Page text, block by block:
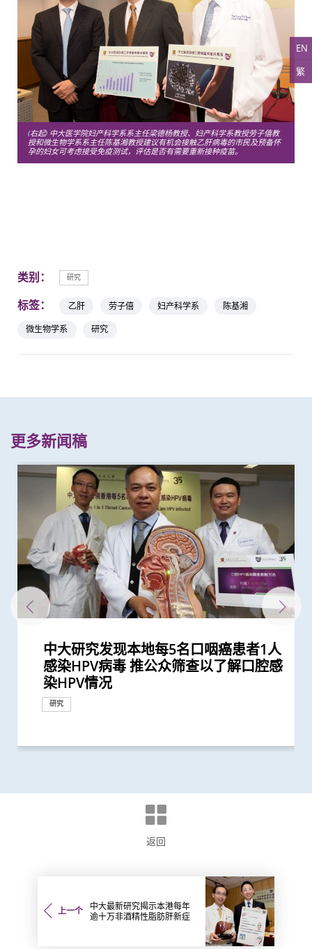
EN
繁
(右起) 中大医学院妇产科学系系主任梁德杨教授、妇产科学系教授劳子僖教
授和微生物学系系主任陈基湘教授建议有机会接触乙肝病毒的市民及预备怀
孕的妇女可考虑接受免疫测试，评估是否有需要重新接种疫苗。
类别： 研究
标签： 乙肝 劳子僖 妇产科学系
陈基湘
微生物学系
研究
更多新闻稿
中大研究发现本地每5名口咽癌患者1人
感染HPV病毒 推公众筛查以了解口腔感
染HPV情况
研究
中大就七种常见呼吸道病毒进行全港首
个流行病学分析 发现「呼吸道合胞病
毒」及「甲型流感」为两大致命病毒
研究
中大医学院调查发现 仅4分之1未接种
新冠疫苗人士有意於未来半年接种 必
须尽快增加接种诱因
研究
中大医学院推算全港约有二万名未被发
现新冠感染者 研究证实本港所有疫苗
接种者均产生中和抗体 呼吁透过接种...
研究
中大医学院研究指幼儿成为新冠病毒
「隐形传播者」的风险不容忽视 病毒
载量及带活性病毒的比例偏高 持续带...
研究
中大医学院调查发现政府在推动新冠疫
苗接种上扮演最重要角色
研究
中大全基因组测序技术为惯性流产夫妇
作更精准的遗传病因检测及诊断
研究
中大招募三千港人 侦查隐性新冠感染
拆解防疫关键
研究
患有多囊卵巢综合症华人女性的糖尿病
风险是非患病人士的4倍
研究
中大改良英国胎儿医学基金会之「三重
检测方法」 证可提升亚洲孕妇「早产
妊娠毒血症检出率」一倍
研究
中大率先引入全基因组测序技术作胎儿
产前诊断
研究
中大研究揭示子宫颈癌疫苗接种计划的
成功关键
研究
中大研究证轮状病毒疫苗对香港儿童非
常有效
研究
中大推全球首项运用「单细胞基因技
术」检测卵子质素研究 破解卵子老化
及女性不育之谜
研究
中大研究发现成年人及长者感染呼吸道
合胞病毒和流感病毒可致命
研究
中大公布本港严重人类猪型流感的最新
情况
研究
中大全新一站式PGT-Plus方案 精准辨
识传统检测中复杂基因异常「盲点」
降低人工受孕流产及异常妊娠风险
研究
中大医学院全球研究揭示头颈癌发病风
险存在地域差异 本港整体发病率高於
全球平均水平 全球女性发病风险趋升
研究
中大医学院长达近20年追踪研究 揭示
妊娠糖尿及怀孕期血糖上升对孕妇及子
女的长期健康风险
研究
怀未足月孖胎孕妇急性主动脉撕裂 情
况极罕见危急 中大威院跨专科团队成
功为孕妇紧急修复主动脉保三命
临床服务
中大研究发现部分高危孕妇未能透过阿
士匹灵预防妊娠毒血症的原因
研究
中大发现调整生活方式的介入治疗方案
可减轻近七成爱滋病病毒感染者的代谢
性脂肪肝病情
研究
中大研究揭示未来十年香港每千人将有
一人患上炎症性肠病 医疗负担飙升至
每年逾四亿港元 情况急需正视
研究
中大发现治疗子宫内膜异位症的新靶点
及药物
研究
中大医学院开创儿童宏基因组组装基因
组数据库（MAGIC） 促进生命早期微
生物群研究
研究
中大与伦敦大学玛丽皇后学院领导全球
最大型「缩时成像培养箱」研究 发现
以此技术培养体外受精胚胎效果与传...
研究
中大领导亚洲多中心研究证实早孕期
「早产妊娠毒血症」筛查及预防 有助
高危孕妇减四成患病风险 与威院推行...
研究
中大研究揭示乙肝药「富马酸替诺福
韦」增长者骨折风险
研究
中大研究估算在本港新冠Omicron病
毒流行期间 半数感染个案未被发现
研究
医务衞生局到访中大医学院 参观先进
医学教研设施 与教职员及学生会面交
流
医学教育
中大辅助生育技术中心助本港癌症患者
保存生殖能力
研究
中大何善衡传染病研究中心成立
捐款
中大与家计会合作开展赛马会「高危配
偶遗传病基因筛查」计划
健康推广计划
中大研究发现乙肝康复者的严重肝病并
发症风险会随时间下降 唯仍须注意患
肝癌风险 建议接受长期肝癌监测
研究
中大研究发现接种疫苗加强剂有效提高
母乳中新冠病毒抗体 保护年幼婴儿
研究
中大医科生研究发现STK3激酶促进胃
癌发展 可作为独立预后指标
教育
中大与美国贝勒医学院研究证实阿士匹
灵可减慢妊娠代谢时钟 降低患妊娠毒
血症风险
研究
中大研究显示新冠病毒抗体可经母体传
至胎儿
研究
中大医学院与海外外科专家联合建议
新冠患者将手术延后七星期以减低死亡
风险
国际合作
中大医学院联同全球糖尿病知名专家合
作四年 为《刺针》制定糖尿病多元综
合策略
国际合作
中大医学院研究显示吸烟为全球膀胱癌
主因 联同多国专家制订「经尿道膀胱
肿瘤整块切除术」的临床指引
研究
中大成功完成全球首宗利用内镜手术机
械人进行内镜黏膜下剥离术治大肠癌
外科创新技术
中大证新冠婴孩患者粪便带病毒 可成
隐形传播者 成立新冠病毒检测中心 致
力为婴幼儿作粪便检测
研究
中大证实改良版高能聚焦超声波有效治
疗子宫肌瘤
研究
中大研究显示新冠肺炎患者常见有肝脏
受损问题 建议监测患者肝功能 及早发
现病情恶化
研究
中大全球首证新冠患者肠道微生态现失
衡状况 成功研发益生菌配方平衡肠道
微生态 有望增强免疫力
研究
中大医学院为机场抵港人士提供免费粪
便检测服务 首阶段以儿童及婴孩为目
标 助揪出感染新型冠状病毒「隐形个...
临床服务
中大发现新型冠状病毒于呼吸道清除后
仍存留于粪便 计划为检疫中心隔离人
士化验粪便 及早揪出「隐形个案」减...
研究
中大医学院公布「2019新型冠状病毒社
区研究」结果
研究
婴儿肠道菌群影响一生 中大团队研
「三岁定八十」之谜
研究
中大研究发现田园生活有助预防儿童罹
患哮喘
研究
多元化预防衰老活动有助减低衰老状况
逾8成「前期衰老」长者逆转为「非衰
老」
研究
中大设计的介入措施有效提升本地幼童
流感疫苗接种率
研究
中大研究警示怀孕妇女注意体重增幅
研究
中大成立亚洲首间「微生物移植及研究
中心」
研究
中大研究揭乙肝康复者仍存罹患肝癌风
险
研究
中大建议所有孕妇作口服葡萄糖耐量测
试 全港两成孕妇患妊娠糖尿 研究发现
其子女糖尿病风险为同龄儿童3倍
研究
中大率国际研究 订治疗肺癌基因变异
新典范
研究
中大公布「动脉粥样硬化」形成新发现
揭示心血管疾病治疗新方向
研究
中大公布全球首项「针对亚士匹灵引致
肠道出血」的新发现 停服亚士匹灵可
增加患严重心血管疾病及死亡风险逾...
研究
中大研究发现每5名糖尿病患者中 1人
因脂肪肝引致严重肝纤维化或肝硬化
研究
中大成立周佩芳认知障碍预防研究中心
设立一站式简易网站提供认知障碍症资
讯
研究
中大全球首项研究确认新大肠癌高风险
群组
研究
中大进行亚洲首项家居清洁剂对儿童健
康影响的全面流行病学研究 发现经常
使用家居清洁剂可增加引发儿童鼻炎...
研究
中大成立全球首个华人「早发性认知障
碍症」研究登记册
研究
中大港大率先应用3D打印技术于复杂
心脏手术
研究
中大与全球30多国专家合作研究 发现
小中风新药物疗法
研究
中大与多国中风专家领导一项全球研究
发现及早评估与治疗「小中风」可降低
七成中风风险
研究
中大联同国际专家发现引致脑退化基
因 为治疗及预防「阿兹海默氏症」带
来新方向
研究
中大推全港首个「多发性硬化症」中西
医结合治疗先导计划 助患者控制病情
并纾缓疲劳及认知症状
研究
中大再获夏约书孤儿症基金会支持新生
儿筛查服务 新增「先天性肾上腺皮质
增生症」检测
捐款
中大公布亚洲首项针对肥胖「睡眠窒息
症」患者生活模式研究 证实个人化辅
导疗程有效减轻病情
研究
中大研究「肠道微生物移植」治疗难辨
梭菌感染 治愈率为传统抗生素治疗的3
倍
研究
中大成功研发新物料有助骨质疏松性骨
折固定和愈合 可缩短三成愈合时间 提
升三成骨骼强度
研究
中大医学院许树昌教授于《刺针》发表
评论新沙士文章 强调医院感染控制措
施对控制疫情极为重要
研究
中大推算本地吸烟人士一生至少花逾百
万购烟草产品 吁戒烟为健康财富双增
值
研究
中大倡议新药物治疗标准逆转脑血管硬
化
研究
中大最新研究揭示本港每年逾十万非酒
精性脂肪肝新症
研究
中大医科生研究发现本港高血压人士药
物依从性未如理想 仅五成患者血压受
控
研究
中大研究指朋侪关顾 可减少受情绪困
扰之糖尿患者住院百分比
研究
中大与养和医院携手研究 发现抑郁症
患者出现睡眠行为障碍或是脑退化先兆
研究
社区衰老状况筛查 发现65岁或以上的
社区人口中 过半已踏入前期衰老
研究
中大证实注射「加压素」可有效降低宫
腔镜子宫肌瘤切除术风险
研究
中大成立一期临床研究中心 加强本地
新药开发
研究
中大公布香港市民运动模式与情绪病风
险研究 揭示身心运动有助减低情绪病
风险
研究
香港中文大学成立消化疾病研究国家重
点实验室 提升消化道疾病诊治水平
造福人类健康
研究
中大公布香港慢性肾病透析患者就业研
究并提倡中末期患者接受透析前的早期
教育计划
研究
中大公布小中风的最新药物治疗方法
研究
香港和澳门的炎症性肠病新增个案高踞
亚太区首三位 中大成立资料库助市民
增加认知
研究
中大评估及治疗逾300名因吸食氯胺酮
而患有排尿功能障碍青年 最新研究证
实综合消炎治疗能显著改善病情
研究
香港中文大学研究发现，身体和认知活
动可以维护与改进轻度认知损害患者的
大脑功能
研究
中大推全港大型「鼻咽癌血液测试研究
计划」 现招募二万名市民参与 冀有效
侦测早期患者
研究
中大研究揭示轻度听障对儿童学习及言
语的影响 现招募听障学童参与研究计
划以探讨复康介入成效
研究
中大与夏约书孤儿症基金会携手合作
于本港率先推出新生儿代谢筛查计划
捐款
中大制订肝癌风险评估指数 准确预测
乙肝病人的肝癌风险
研究
中大首推全港脆性X综合症 (X染色体易
裂症) 筛查服务
临床服务
中大发现四成冠心病高危人士患有大肠
癌前期肿瘤
研究
中大发现新型流感疫苗有助本港更有效
控制流行性感冒
研究
中大与美国专家携手合作进行临床遗传
学培训 设立本港首个一站式遗传病门
诊服务
国际合作
抗病毒治疗能预防肝癌复发 中大代表
香港拟定亚太区慢性乙肝治疗指引
研究
中大发现乙肝表面抗原定量 能助乙肝
患者有效预测合适的停药时间
研究
中大率先引入基因晶(芯)片技术作胎儿
产前诊断
研究
返回
上一个
中大最新研究揭示本港每年
逾十万非酒精性脂肪肝新症